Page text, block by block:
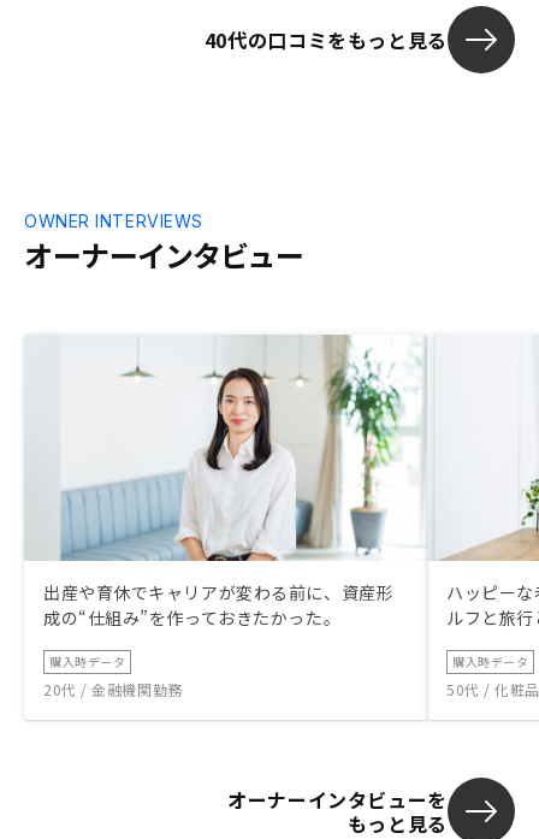
って相談にの
入の手続きも
きました。
40代の口コミをもっと見る
オーナーインタビュー
OWNER INTERVIEWS
出産や育休でキャリアが変わる前に、資産形
成の“仕組み”を作っておきたかった。
購入時データ
20代 / 金融機関勤務
ハッピー
ルフと旅
購入時データ
50代 / 化粧
オーナーインタビューを
もっと見る